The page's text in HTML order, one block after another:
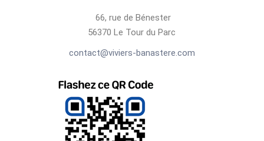
66, rue de Bénester
56370 Le Tour du Parc
contact@viviers-banastere.com